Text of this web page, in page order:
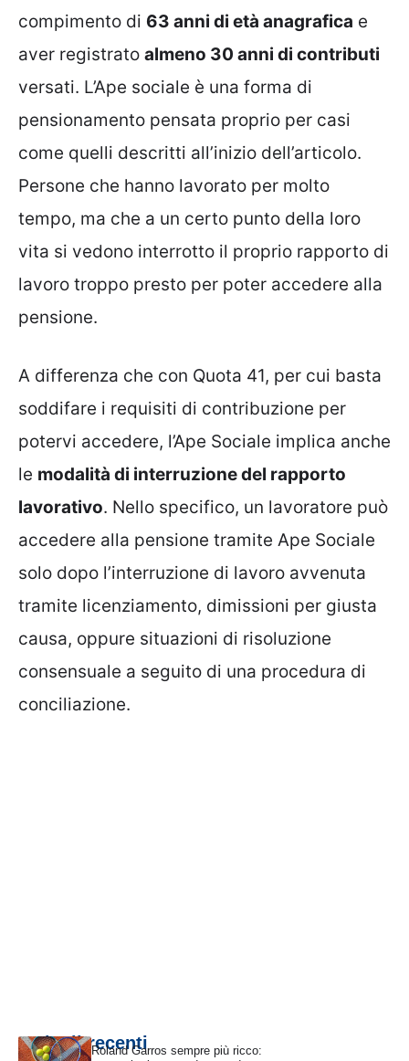
compimento di 63 anni di età anagrafica e
aver registrato almeno 30 anni di contributi
versati. L’Ape sociale è una forma di
pensionamento pensata proprio per casi
come quelli descritti all’inizio dell’articolo.
Persone che hanno lavorato per molto
tempo, ma che a un certo punto della loro
vita si vedono interrotto il proprio rapporto di
lavoro troppo presto per poter accedere alla
pensione.
A differenza che con Quota 41, per cui basta
soddifare i requisiti di contribuzione per
potervi accedere, l’Ape Sociale implica anche
le modalità di interruzione del rapporto
lavorativo. Nello specifico, un lavoratore può
accedere alla pensione tramite Ape Sociale
solo dopo l’interruzione di lavoro avvenuta
tramite licenziamento, dimissioni per giusta
causa, oppure situazioni di risoluzione
consensuale a seguito di una procedura di
conciliazione.
Articoli recentiRoland Garros sempre più ricco: